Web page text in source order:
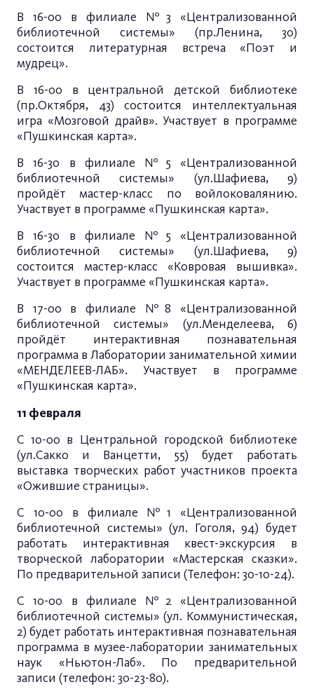
В 16-00 в филиале №3 «Централизованной
библиотечной системы» (пр.Ленина, 30)
состоится литературная встреча «Поэт и
мудрец».
В 16-00 в центральной детской библиотеке
(пр.Октября, 43) состоится интеллектуальная
игра «Мозговой драйв». Участвует в программе
«Пушкинская карта».
В 16-30 в филиале №5 «Централизованной
библиотечной системы» (ул.Шафиева, 9)
пройдёт мастер-класс по войлоковалянию.
Участвует в программе «Пушкинская карта».
В 16-30 в филиале №5 «Централизованной
библиотечной системы» (ул.Шафиева, 9)
состоится мастер-класс «Ковровая вышивка».
Участвует в программе «Пушкинская карта».
В 17-00
в филиале №8 «Централизованной
библиотечной системы» (ул.Менделеева, 6)
пройдёт интерактивная познавательная
программа в Лаборатории занимательной химии
«МЕНДЕЛЕЕВ-ЛАБ». Участвует в программе
«Пушкинская карта».
11 февраля
С 10-00 в Центральной городской библиотеке
(ул.Сакко и Ванцетти, 55) будет работать
выставка творческих работ участников проекта
«Ожившие страницы».
С 10-00 в филиале №1 «Централизованной
библиотечной системы» (ул. Гоголя, 94) будет
работать интерактивная квест-экскурсия в
творческой лаборатории «Мастерская сказки».
По предварительной записи (Телефон: 30-10-24).
С 10-00 в филиале №2 «Централизованной
библиотечной системы» (ул. Коммунистическая,
2) будет работать интерактивная познавательная
программа в музее-лаборатории занимательных
наук «Ньютон-Лаб». По предварительной
записи (телефон: 30-23-80).